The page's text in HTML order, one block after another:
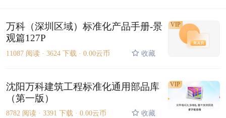
万科（深圳区域）标准化产品手册-景
观篇127P
11087 阅读 · 3624 下载 · 0.00云币 收藏
VIP
沈阳万科建筑工程标准化通用部品库
（第一版）
8782 阅读 · 3391 下载 · 0.00云币 收藏
VIP